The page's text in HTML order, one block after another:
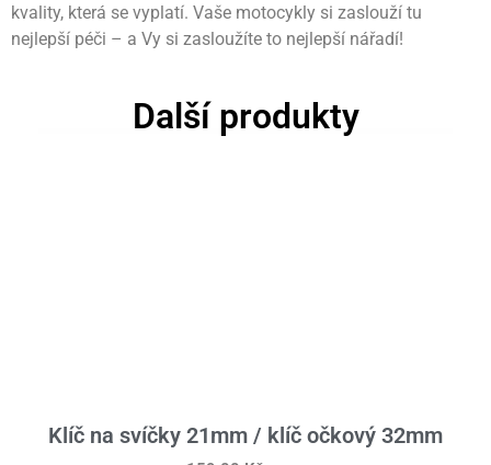
kvality, která se vyplatí. Vaše motocykly si zaslouží tu
nejlepší péči – a Vy si zasloužíte to nejlepší nářadí!
Další produkty
Klíč na svíčky 21mm / klíč očkový 32mm